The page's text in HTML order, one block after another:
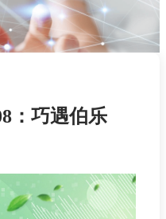
：巧遇伯乐